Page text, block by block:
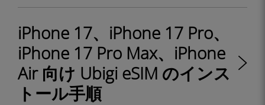
iPhone 17、iPhone 17 Pro、
iPhone 17 Pro Max、iPhone
Air 向け Ubigi eSIM のインス
トール手順